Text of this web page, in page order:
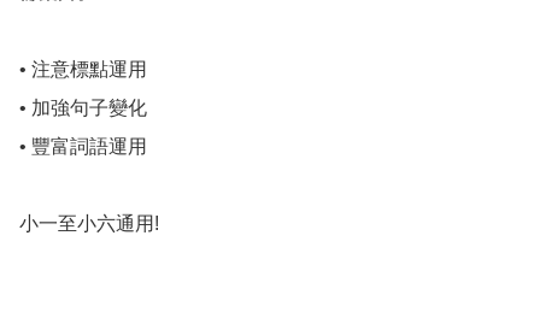
• 注意標點運用
• 加強句子變化
• 豐富詞語運用
小一至小六通用!